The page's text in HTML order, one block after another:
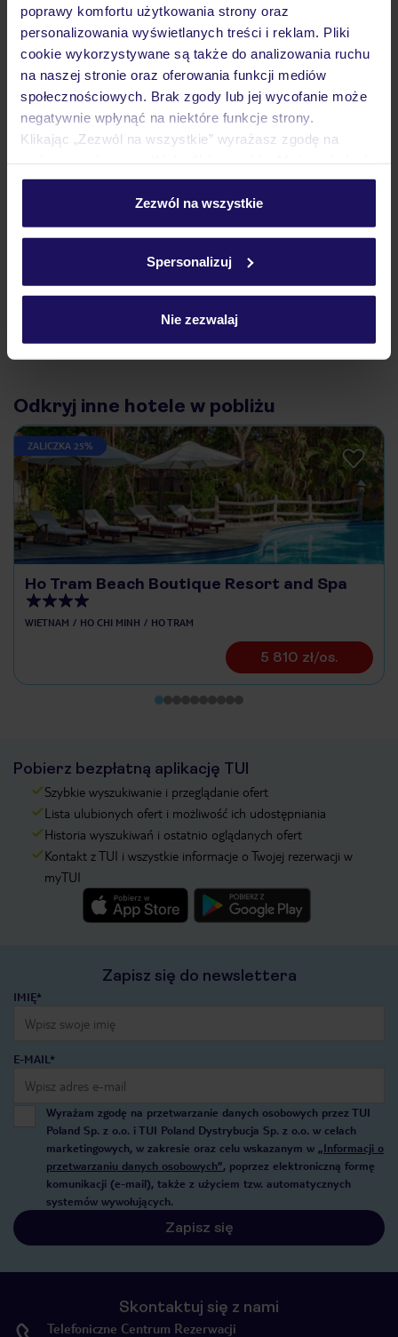
poprawy komfortu użytkowania strony oraz
personalizowania wyświetlanych treści i reklam. Pliki
cookie wykorzystywane są także do analizowania ruchu
na naszej stronie oraz oferowania funkcji mediów
społecznościowych. Brak zgody lub jej wycofanie może
negatywnie wpłynąć na niektóre funkcje strony.
Klikając „Zezwól na wszystkie” wyrażasz zgodę na
personalizować swój wybór wchodząc w zakładkę
Szczegółowe informacje o plikach cookie znajdziesz
Zezwól na wszystkie
Spersonalizuj
Nie zezwalaj
Atrakcje
Ważne informacje
Często zadawane pytania
Jak zmienić uczestników/osobę zgłaszającą?
Na jakiej podstawie i gdzie otrzymam karty
pokładowe/bilety lotnicze?
Zobacz więcej
Odkryj inne hotele w pobliżu
ZALICZKA 25%
Ho Tram Beach Boutique Resort and Spa
WIETNAM HO CHI MINH HO TRAM
5 810 zł/os.
Pobierz bezpłatną aplikację TUI
Szybkie wyszukiwanie i przeglądanie ofert
Lista ulubionych ofert i możliwość ich udostępniania
Historia wyszukiwań i ostatnio oglądanych ofert
Kontakt z TUI i wszystkie informacje o Twojej rezerwacji w
myTUI
Zapisz się do newslettera
IMIĘ*
E-MAIL*
Wyrażam zgodę na przetwarzanie danych osobowych przez TUI
Poland Sp. z o.o. i TUI Poland Dystrybucja Sp. z o.o. w celach
marketingowych, w zakresie oraz celu wskazanym w „Informacji o
przetwarzaniu danych osobowych”, poprzez elektroniczną formę
komunikacji (e-mail), także z użyciem tzw. automatycznych
systemów wywołujących.
Zapisz się
Skontaktuj się z nami
Telefoniczne Centrum Rezerwacji